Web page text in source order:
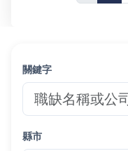
關鍵字
縣市